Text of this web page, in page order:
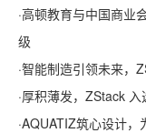
·高顿教育与中国商业
级
·智能制造引领未来，
·厚积薄发，ZStack 入
·AQUATIZ筑心设计，